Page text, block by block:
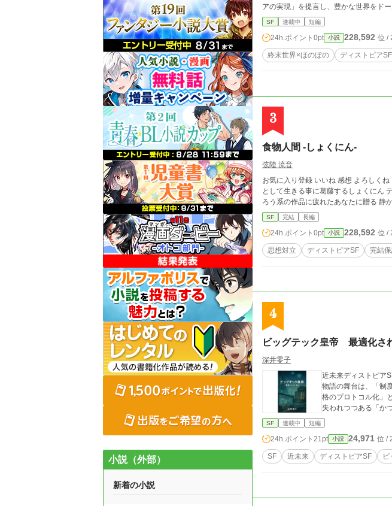
アの実現」を提言し、豊かな世界をド
を有望視されているシュカが主人公。
る。 ユートピアでは「壊れたら新しく
った。 必要な相棒のためユートピアではない世界へ
（小説家になろう） ※不定期更新です
SF 連載中 短編
24h.ポイント 0pt 小説 228,592 位 /
終末世界×ほのぼの ディストピアSF
3
食物人間 -しょくにん-
弦陸 流音
お気に入り登録 いいね 感想 よろしくね！ 人類の食糧危機解決のために開発された食べられる人間 しょくにん この物語は しょく
として生きる事に葛藤するしょくにん
ろう系の作品に疲れたあなたに贈る 静
SF 完結 長編
24h.ポイント 0pt 小説 228,592 位 /
思想対立 ディストピアSF 完結
4
ビッグテック皇帝 最適化さ
深井零子
近未来ディストピア
物語の舞台は、「制
格のプロトコル化」
失われつつある「か
SF 連載中 短編
24h.ポイント 21pt 小説 24,971 位 /
SF 近未来 ディストピアSF ビ
小説（外部）
新着の小説